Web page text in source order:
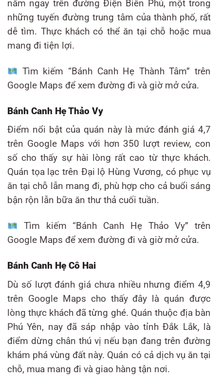
nằm ngay trên đường Điện Biên Phủ, một trong
những tuyến đường trung tâm của thành phố, rất
dễ tìm. Thực khách có thể ăn tại chỗ hoặc mua
mang đi tiện lợi.
Tìm kiếm “Bánh Canh Hẹ Thành Tâm” trên
Google Maps để xem đường đi và giờ mở cửa.
Bánh Canh Hẹ Thảo Vy
Điểm nổi bật của quán này là mức đánh giá 4,7
trên Google Maps với hơn 350 lượt review, con
số cho thấy sự hài lòng rất cao từ thực khách.
Quán tọa lạc trên Đại lộ Hùng Vương, có phục vụ
ăn tại chỗ lẫn mang đi, phù hợp cho cả buổi sáng
bận rộn lẫn bữa ăn thư thả cuối tuần.
Tìm kiếm “Bánh Canh Hẹ Thảo Vy” trên
Google Maps để xem đường đi và giờ mở cửa.
Bánh Canh Hẹ Cô Hai
Dù số lượt đánh giá chưa nhiều nhưng điểm 4,9
trên Google Maps cho thấy đây là quán được
lòng thực khách đã từng ghé. Quán thuộc địa bàn
Phú Yên, nay đã sáp nhập vào tỉnh Đắk Lắk, là
điểm dừng chân thú vị nếu bạn đang trên đường
khám phá vùng đất này. Quán có cả dịch vụ ăn tại
chỗ, mua mang đi và giao hàng tận nơi.